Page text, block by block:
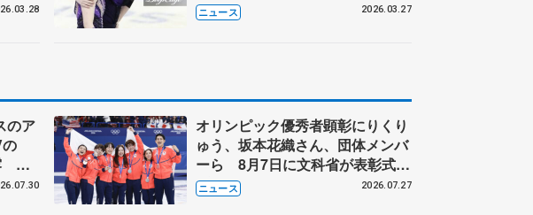
ニュース 2026.03.27
のア
ハ
ンバ
オリンピック優秀者顕彰にりくり
ゅう、坂本花織さん、団体メンバ
ーら 8月7日に文科省が表彰式、
ブルーノ・マルコット、中野園子
らコーチも
ニュース 2026.07.27